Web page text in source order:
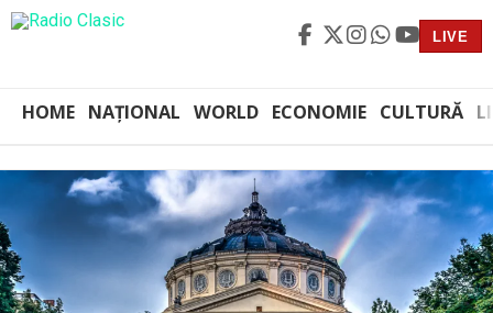
LIVE
HOME NAȚIONAL WORLD ECONOMIE CULTURĂ